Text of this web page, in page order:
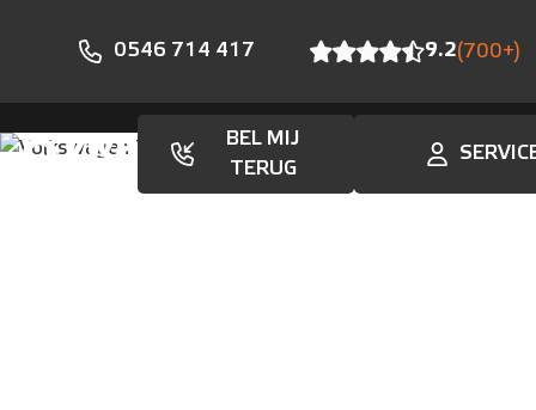
0546 714 417 9.2(700+)
BEL MIJ
TERUG